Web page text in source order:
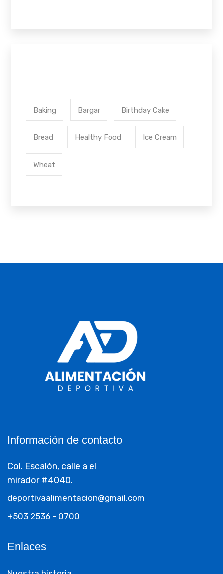
Baking Bargar Birthday Cake
Bread Healthy Food Ice Cream
Wheat
Información de contacto
Col. Escalón, calle a el
mirador #4040.
deportivaalimentacion@gmail.com
+503 2536 - 0700
Enlaces